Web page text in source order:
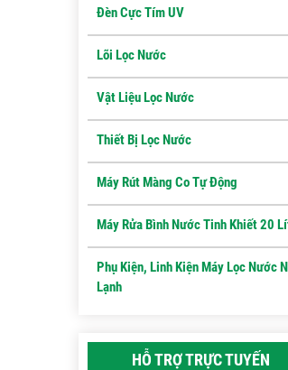
Đèn Cực Tím UV
Lõi Lọc Nước
Vật Liệu Lọc Nước
Thiết Bị Lọc Nước
Máy Rút Màng Co Tự Động
Máy Rửa Bình Nước Tinh Khiết 20
Phụ Kiện, Linh Kiện Máy Lọc Nước
Lạnh
HỖ TRỢ TRỰC TUYẾN